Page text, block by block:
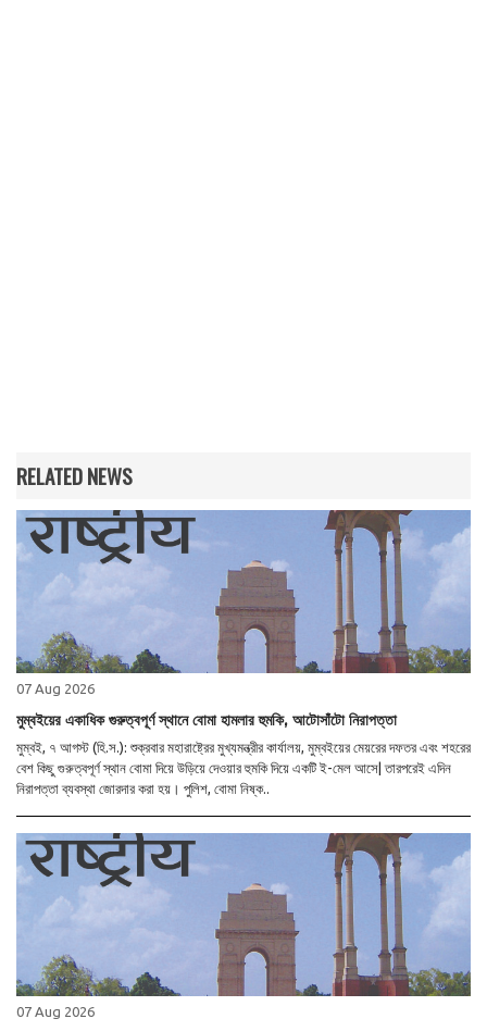
RELATED NEWS
07 Aug 2026
মুম্বইয়ের একাধিক গুরুত্বপূর্ণ স্থানে বোমা হামলার হুমকি, আটোসাঁটো নিরাপত্তা
মুম্বই, ৭ আগস্ট (হি.স.): শুক্রবার মহারাষ্ট্রের মুখ্যমন্ত্রীর কার্যালয়, মুম্বইয়ের মেয়রের দফতর এবং শহরের
বেশ কিছু গুরুত্বপূর্ণ স্থান বোমা দিয়ে উড়িয়ে দেওয়ার হুমকি দিয়ে একটি ই-মেল আসে| তারপরেই এদিন
নিরাপত্তা ব্যবস্থা জোরদার করা হয়। পুলিশ, বোমা নিষ্ক..
07 Aug 2026